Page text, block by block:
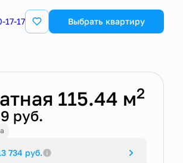
17-17 Выбрать квартиру
Забронировать
115.44 м2
руб.
734 руб.